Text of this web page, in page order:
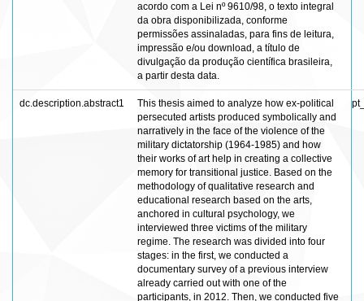
acordo com a Lei nº 9610/98, o texto integral
da obra disponibilizada, conforme
permissões assinaladas, para fins de leitura,
impressão e/ou download, a título de
divulgação da produção científica brasileira,
a partir desta data.
dc.description.abstract1
This thesis aimed to analyze how ex-political
persecuted artists produced symbolically and
narratively in the face of the violence of the
military dictatorship (1964-1985) and how
their works of art help in creating a collective
memory for transitional justice. Based on the
methodology of qualitative research and
educational research based on the arts,
anchored in cultural psychology, we
interviewed three victims of the military
regime. The research was divided into four
stages: in the first, we conducted a
documentary survey of a previous interview
already carried out with one of the
participants, in 2012. Then, we conducted five